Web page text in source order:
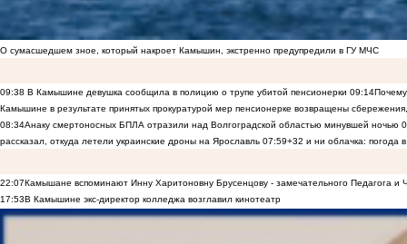
О сумасшедшем зное, который накроет Камышин, экстренно предупредили в ГУ МЧС
09:38 В Камышине девушка сообщила в полицию о трупе убитой пенсионерки 09:14
Камышине в результате принятых прокуратурой мер пенсионерке возвращены
08:34Анаку смертоносных БПЛА отразили над Волгоградской областью минувшей ночью
рассказал, откуда летели украинские дроны на Ярославль 07:59+32 и ни облачка: погода
22:07Камышане вспоминают Инну Харитоновну Брусенцову - замечательного Педагога и
17:53В Камышине экс-директор колледжа возглавил кинотеатр